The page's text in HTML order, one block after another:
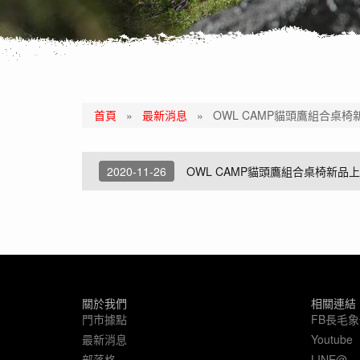
首頁 » 最新消息 » OWL CAMP貓頭鷹組合桌椅
2020-11-26 OWL CAMP貓頭鷹組合桌椅新品
關於我們
門市據點
最新消息
相關連結
FB長毛
Youtube